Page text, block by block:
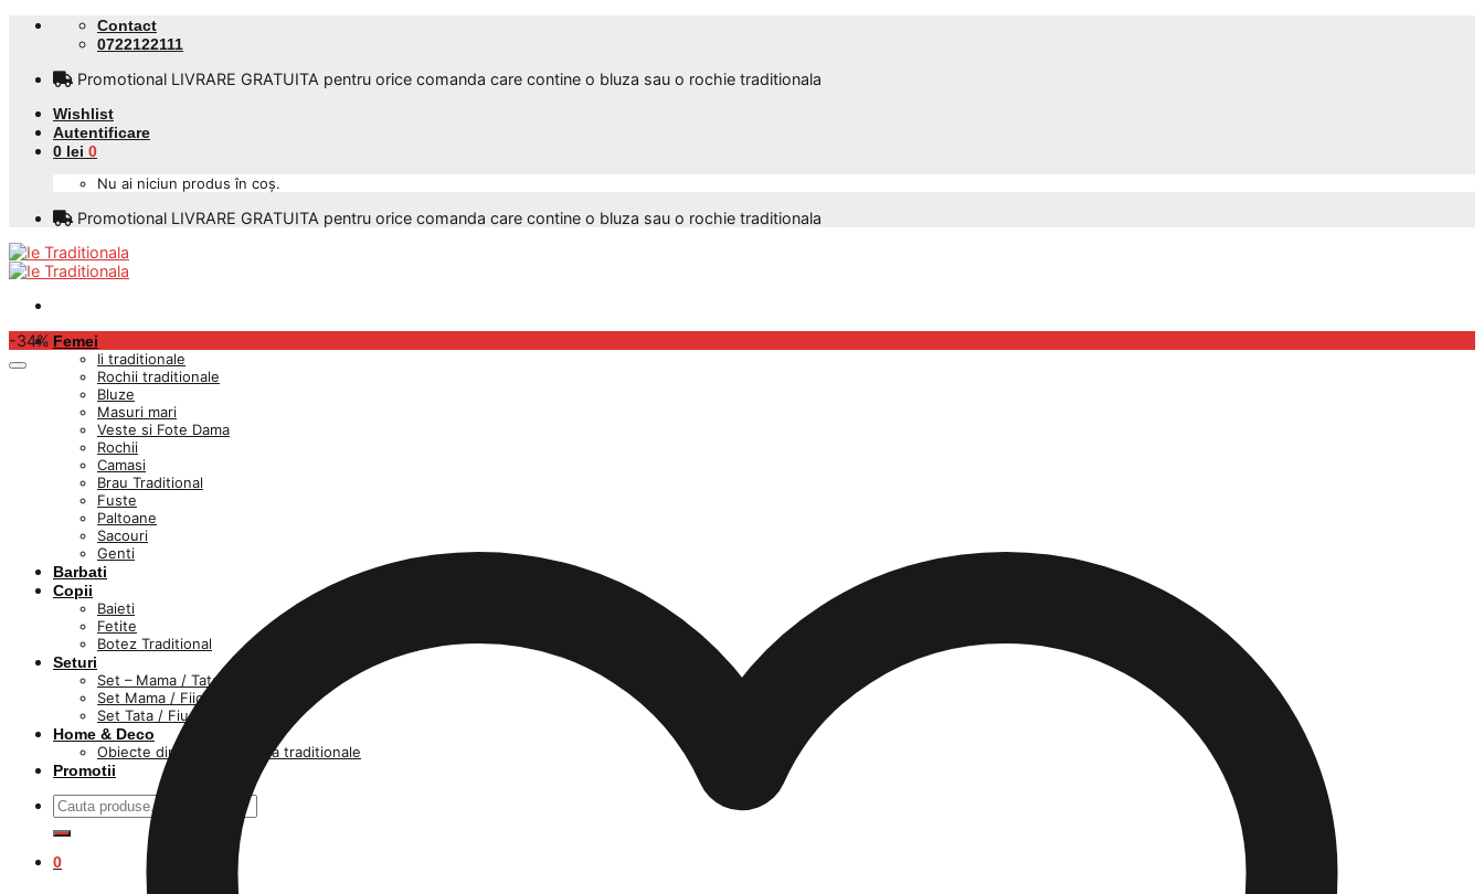
Skip
Contact
0722122111
Promotional LIVRARE GRATUITA pentru orice comanda care contine o bluza sau o rochie traditionala
Wishlist
Autentificare
0 lei 0
Nu ai niciun produs în coș.
Promotional LIVRARE GRATUITA pentru orice comanda care contine o bluza sau o rochie traditionala
Femei
Ii traditionale
Rochii traditionale
Bluze
Masuri mari
Veste si Fote Dama
Rochii
Camasi
Brau Traditional
Fuste
Paltoane
Sacouri
Genti
Barbati
Copii
Baieti
Fetite
Botez Traditional
Seturi
Set – Mama / Tata / fiica / fiu
Set Mama / Fiica
Set Tata / Fiu
Home & Deco
Obiecte din lut si ceramica traditionale
Promotii
Caută
după:
0
-34%